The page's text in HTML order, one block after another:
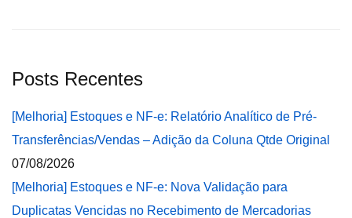
Posts Recentes
[Melhoria] Estoques e NF-e: Relatório Analítico de Pré-
Transferências/Vendas – Adição da Coluna Qtde Original
07/08/2026
[Melhoria] Estoques e NF-e: Nova Validação para
Duplicatas Vencidas no Recebimento de Mercadorias